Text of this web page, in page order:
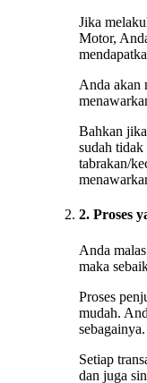
Jika
Motor,
Anda akan
Bahkan
sudah tidak
tabrakan/
2. Proses
Anda
maka
Proses
mudah.
sebagainya.
Setiap
dan juga